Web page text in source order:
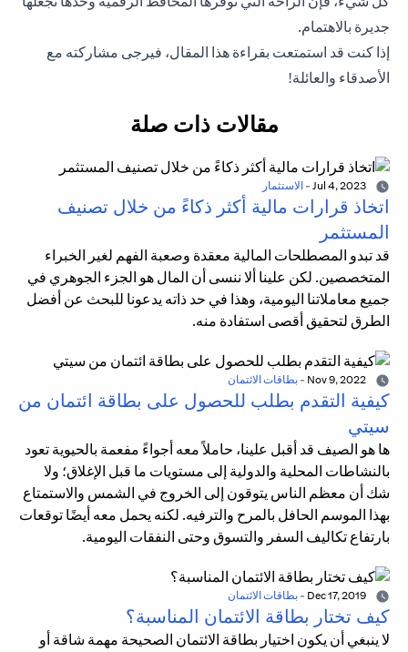
جديرة بالاهتمام.
إذا كنت قد استمتعت بقراءة هذا المقال، فيرجى مشاركته مع
الأصدقاء والعائلة!
مقالات ذات صلة
- الاستثمار
اتخاذ قرارات مالية أكثر ذكاءً من خلال تصنيف
المستثمر
قد تبدو المصطلحات المالية معقدة وصعبة الفهم لغير الخبراء
المتخصصين. لكن علينا ألا ننسى أن المال هو الجزء الجوهري في
جميع معاملاتنا اليومية، وهذا في حد ذاته يدعونا للبحث عن أفضل
الطرق لتحقيق أقصى استفادة منه.
- بطاقات الائتمان
كيفية التقدم بطلب للحصول على بطاقة ائتمان من
سيتي
ها هو الصيف قد أقبل علينا، حاملاً معه أجواءً مفعمة بالحيوية تعود
بالنشاطات المحلية والدولية إلى مستويات ما قبل الإغلاق؛ ولا
شك أن معظم الناس يتوقون إلى الخروج في الشمس والاستمتاع
بهذا الموسم الحافل بالمرح والترفيه. لكنه يحمل معه أيضًا توقعات
بارتفاع تكاليف السفر والتسوق وحتى النفقات اليومية.
- بطاقات الائتمان
كيف تختار بطاقة الائتمان المناسبة؟
لا ينبغي أن يكون اختيار بطاقة الائتمان الصحيحة مهمة شاقة أو